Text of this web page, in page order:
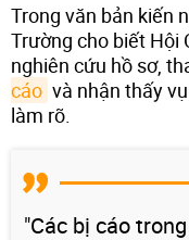
Trong văn bản kiến
Trường cho biết Hội
nghiên cứu hồ sơ,
cáo và nhận thấy
làm rõ.
"Các bị cáo